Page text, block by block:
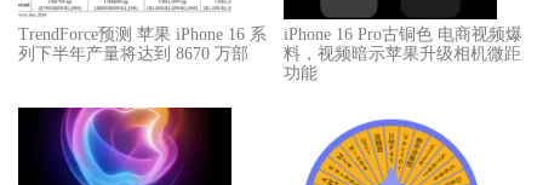
TrendForce预测 苹果 iPhone 16 系
列下半年产量将达到 8670 万部
iPhone 16 Pro古铜色 电商视频爆
料，视频暗示苹果升级相机微距
功能